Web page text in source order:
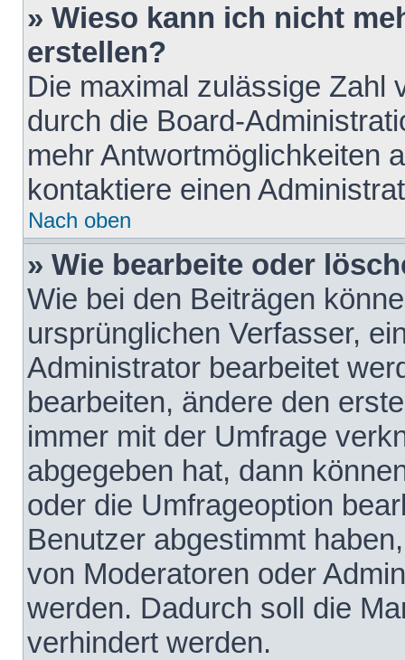
» Wieso kann ich nicht
erstellen?
Die maximal zulässige Zahl
durch die Board-
mehr Antwortmöglichkeiten
kontaktiere einen
Nach oben
» Wie bearbeite oder
Wie bei den Beiträgen
ursprünglichen Verfasser,
Administrator bearbeitet
bearbeiten, ändere den
immer mit der Umfrage
abgegeben hat, dann
oder die Umfrageoption
Benutzer abgestimmt
von Moderatoren oder
werden. Dadurch soll die
verhindert werden.